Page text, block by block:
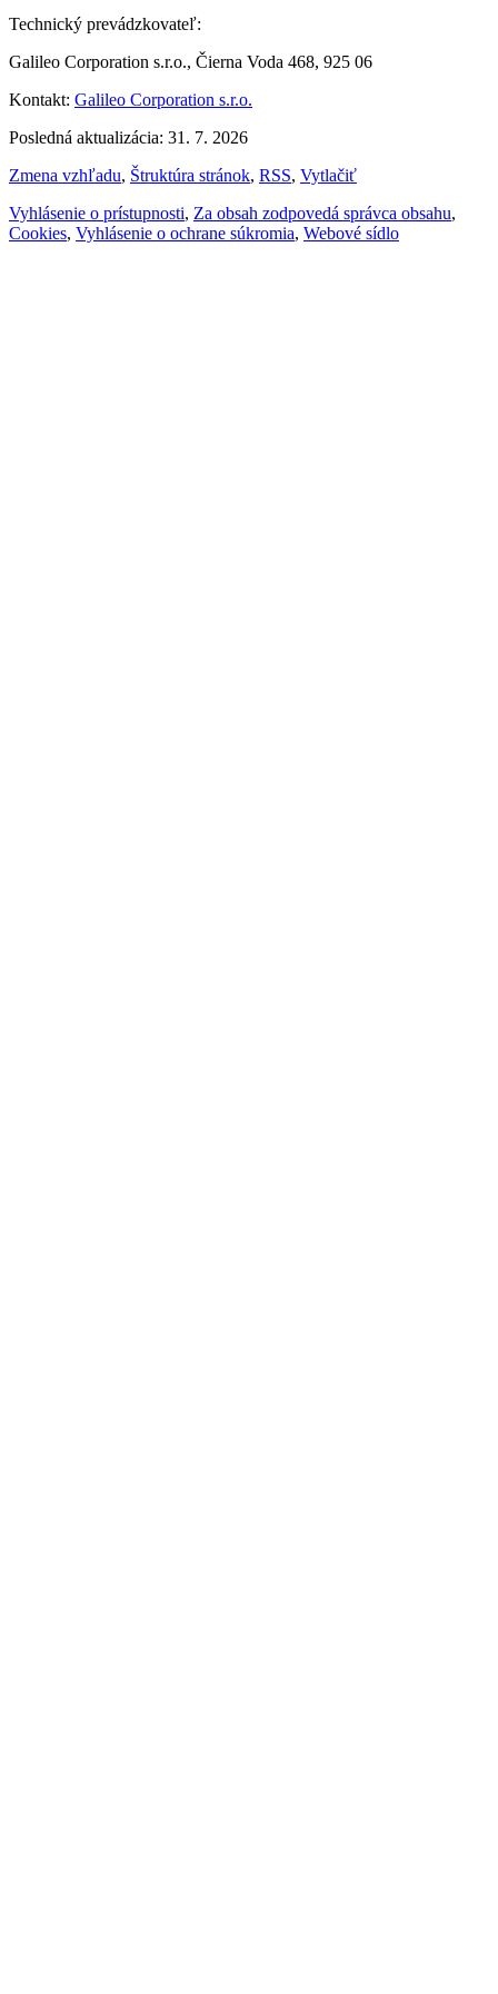
Technický prevádzkovateľ:
Galileo Corporation s.r.o., Čierna Voda 468, 925 06
Kontakt: Galileo Corporation s.r.o.
Posledná aktualizácia: 31. 7. 2026
Zmena vzhľadu, Štruktúra stránok, RSS, Vytlačiť
Vyhlásenie o prístupnosti, Za obsah zodpovedá správca obsahu,
Cookies, Vyhlásenie o ochrane súkromia, Webové sídlo